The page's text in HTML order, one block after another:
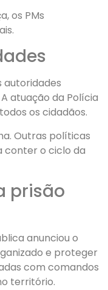
os PMs
autoridades
atuação da Polícia
os cidadãos.
Outras políticas
conter o ciclo da
prisão
anunciou o
e proteger
com comandos
território.